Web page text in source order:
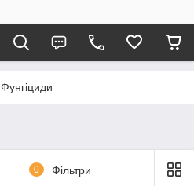
Фунгіциди
0 Фільтри